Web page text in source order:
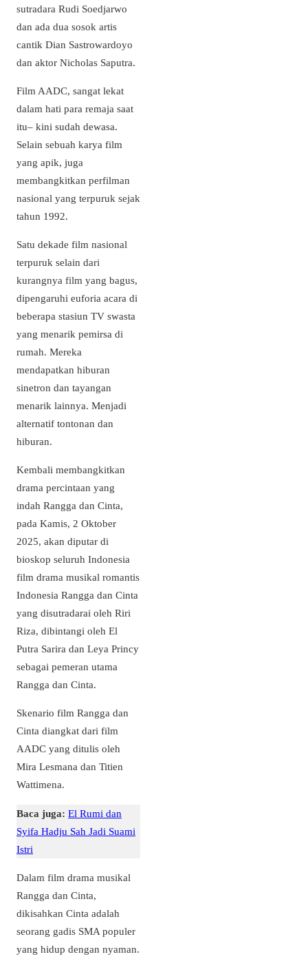
sutradara Rudi Soedjarwo
dan ada dua sosok artis
cantik Dian Sastrowardoyo
dan aktor Nicholas Saputra.
Film AADC, sangat lekat
dalam hati para remaja saat
itu– kini sudah dewasa.
Selain sebuah karya film
yang apik, juga
membangkitkan perfilman
nasional yang terpuruk sejak
tahun 1992.
Satu dekade film nasional
terpuruk selain dari
kurangnya film yang bagus,
dipengaruhi euforia acara di
beberapa stasiun TV swasta
yang menarik pemirsa di
rumah. Mereka
mendapatkan hiburan
sinetron dan tayangan
menarik lainnya. Menjadi
alternatif tontonan dan
hiburan.
Kembali membangkitkan
drama percintaan yang
indah Rangga dan Cinta,
pada Kamis, 2 Oktober
2025, akan diputar di
bioskop seluruh Indonesia
film drama musikal romantis
Indonesia Rangga dan Cinta
yang disutradarai oleh Riri
Riza, dibintangi oleh El
Putra Sarira dan Leya Princy
sebagai pemeran utama
Rangga dan Cinta.
Skenario film Rangga dan
Cinta diangkat dari film
AADC yang ditulis oleh
Mira Lesmana dan Titien
Wattimena.
Baca juga: El Rumi dan
Syifa Hadju Sah Jadi Suami
Istri
Dalam film drama musikal
Rangga dan Cinta,
dikisahkan Cinta adalah
seorang gadis SMA populer
yang hidup dengan nyaman.